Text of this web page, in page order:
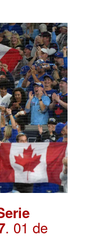
. 01 de